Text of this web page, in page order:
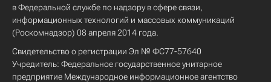
в Федеральной службе по надзору в сфере связи,
информационных технологий и массовых коммуникаций
(Роскомнадзор) 08 апреля 2014 года.
Свидетельство о регистрации Эл № ФС77-57640
Учредитель: Федеральное государственное унитарное
предприятие Международное информационное агентство